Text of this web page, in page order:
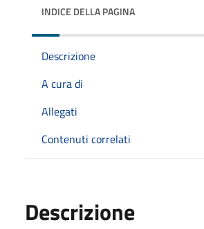
INDICE DELLA PAGINA
Descrizione
A cura di
Allegati
Contenuti correlati
Descrizione